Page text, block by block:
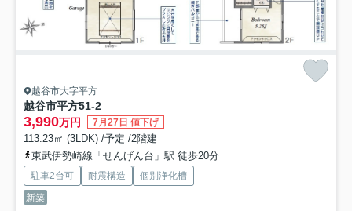
越谷市大字平方
越谷市平方51-2
3,990万円 7月27日 値下げ
113.23㎡ (3LDK) /予定 /2階建
東武伊勢崎線「せんげん台」駅 徒歩20分
駐車2台可 耐震構造
個別浄化槽
新築